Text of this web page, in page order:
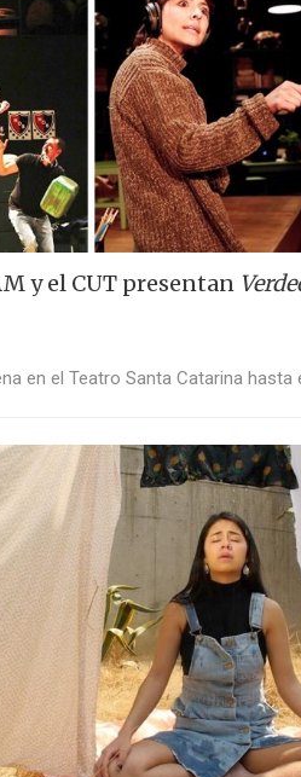
y el CUT presentan
en el Teatro Santa Catarina hasta